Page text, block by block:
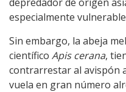
especialmente
Sin embargo, la abeja
científico Apis cerana,
contrarrestar al avispón
vuela en gran número